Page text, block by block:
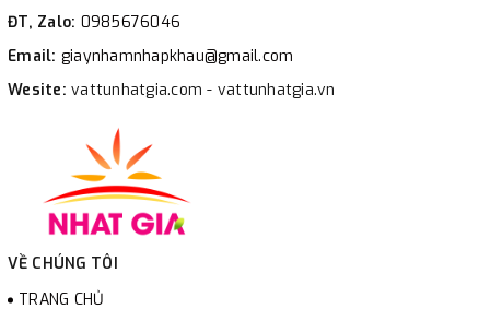
ĐT, Zalo: 0985676046
Email: giaynhamnhapkhau@gmail.com
Wesite: vattunhatgia.com - vattunhatgia.vn
VỀ CHÚNG TÔI
TRANG CHỦ